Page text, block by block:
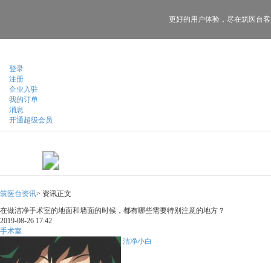
登录
注册
企业入驻
我的订单
消息
开通超级会员
筑医台资讯> 资讯正文
在做洁净手术室的地面和墙面的时候，都有哪些需要特别注意的地方？
2019-08-26 17:42
手术室
洁净小白
更好的用户体验， 尽在筑医台